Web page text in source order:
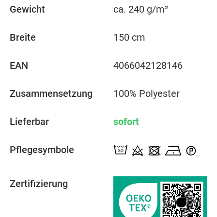
Gewicht ca. 240 g/m²
Breite 150 cm
EAN 4066042128146
Zusammensetzung 100% Polyester
Lieferbar sofort
Pflegesymbole
Zertifizierung